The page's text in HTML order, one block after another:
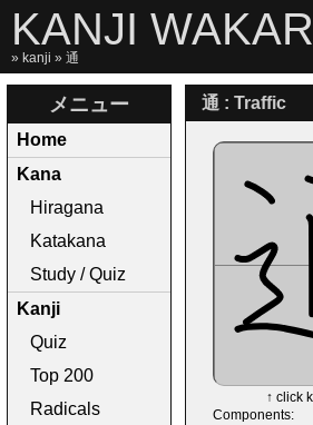
KANJI
» kanji » 通
メニュー
Home
Kana
Hiragana
Katakana
Study / Quiz
Kanji
Quiz
Top 200
Radicals
通 : Traffic
↑ click
Components: